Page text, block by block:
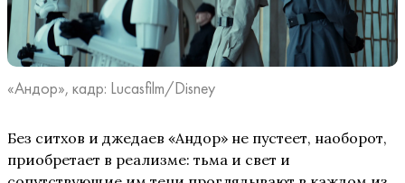
«Андор», кадр: Lucasfilm/Disney
Без ситхов и джедаев «Андор» не пустеет, наоборот,
приобретает в реализме: тьма и свет и